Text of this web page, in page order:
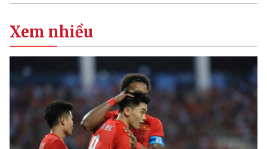
Xem nhiều